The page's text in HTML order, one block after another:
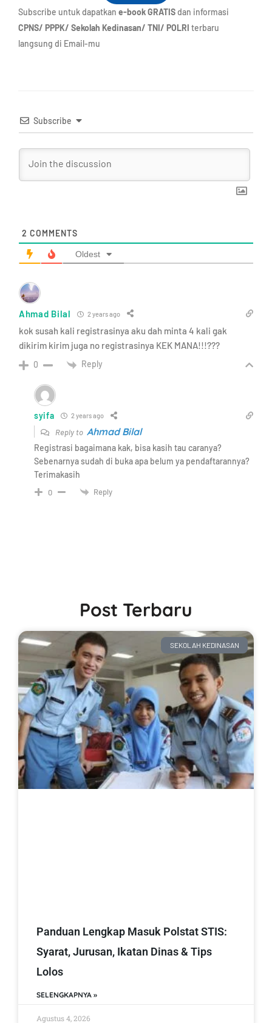
Subscribe untuk dapatkan e-book GRATISdan informasi
CPNS/ PPPK/ Sekolah Kedinasan/ TNI/ POLRI terbaru
langsung di Email-mu
Subscribe
2 COMMENTS
Oldest
Ahmad Bilal 2 years ago
kok susah kali registrasinya aku dah minta 4 kali gak
dikirim kirim juga no registrasinya KEK MANA!!!???
0 Reply
syifa 2 years ago
Reply to Ahmad Bilal
Registrasi bagaimana kak, bisa kasih tau caranya?
Sebenarnya sudah di buka apa belum ya pendaftarannya?
Terimakasih
0 Reply
Post Terbaru
SEKOLAH KEDINASAN
Panduan Lengkap Masuk Polstat STIS:
Syarat, Jurusan, Ikatan Dinas & Tips
Lolos
SELENGKAPNYA »
Agustus 4, 2026